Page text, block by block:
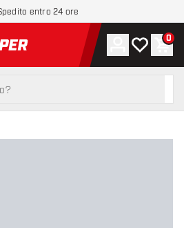
entro 24 ore
home page
Account
La mia0